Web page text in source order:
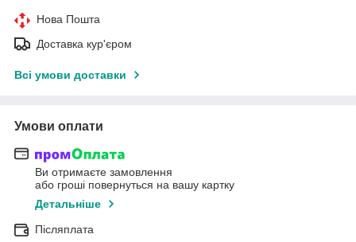
Нова Пошта
Доставка кур'єром
Всі умови доставки
Умови оплати
Ви отримаєте замовлення
або гроші повернуться на вашу картку
Детальніше
Післяплата